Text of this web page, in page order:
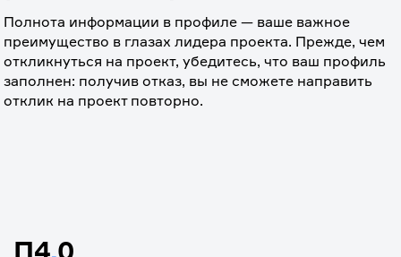
Полнота информации в профиле — ваше важное
преимущество в глазах лидера проекта. Прежде, чем
откликнуться на проект, убедитесь, что ваш профиль
заполнен: получив отказ, вы не сможете направить
отклик на проект повторно.